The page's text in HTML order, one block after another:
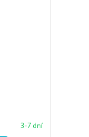
3-7 dní